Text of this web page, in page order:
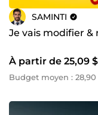
SAMINTI
Je vais modifier
À partir de 25,09
Budget moyen : 28,90